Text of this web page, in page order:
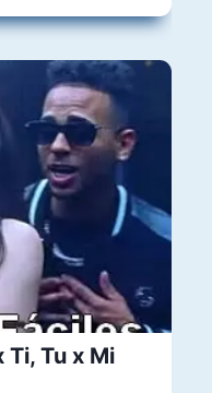
Ti, Tu x Mi